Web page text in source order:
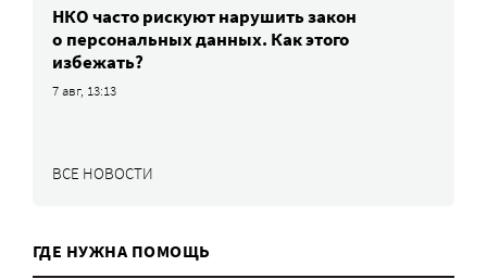
НКО часто рискуют нарушить закон
о персональных данных. Как этого
избежать?
7 авг, 13:13
ВСЕ НОВОСТИ
ГДЕ НУЖНА ПОМОЩЬ